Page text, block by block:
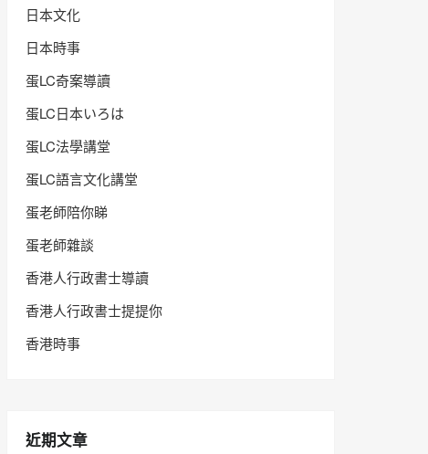
日本文化
日本時事
蛋LC奇案導讀
蛋LC日本いろは
蛋LC法學講堂
蛋LC語言文化講堂
蛋老師陪你睇
蛋老師雜談
香港人行政書士導讀
香港人行政書士提提你
香港時事
近期文章